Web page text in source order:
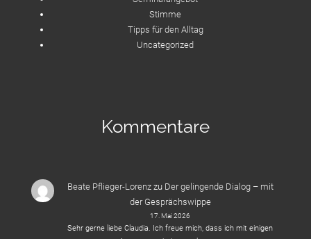
Stimme
Tipps für den Alltag
Uncategorized
Kommentare
Beate Pflieger-Lorenzzu Der gelingende Dialog – mit
der Gesprächswippe
17. Mai 2026
Sehr gerne liebe Claudia. Ich freue mich, dass ich mit einigen